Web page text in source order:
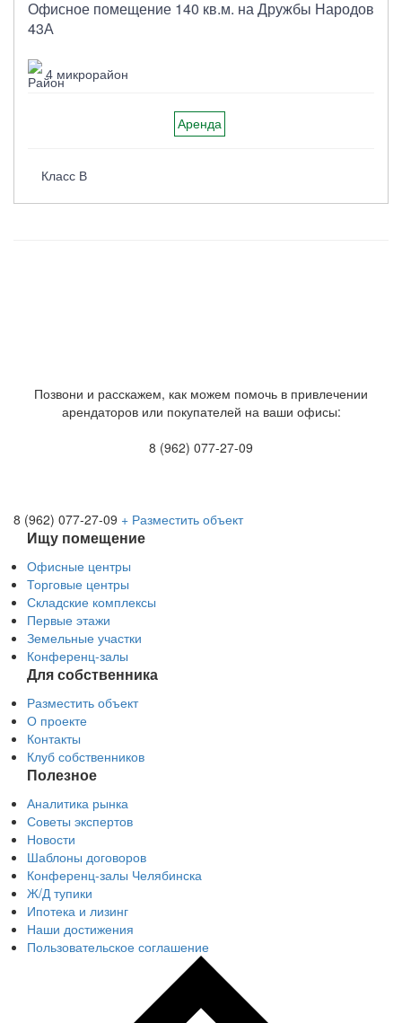
Офисное помещение 140 кв.м. на Дружбы Народов
43А
4 микрорайон
Аренда
Класс B
Позвони и расскажем, как можем помочь в привлечении
арендаторов или покупателей на ваши офисы:
8 (962) 077-27-09
8 (962) 077-27-09 + Разместить объект
Ищу помещение
Офисные центры
Торговые центры
Складские комплексы
Первые этажи
Земельные участки
Конференц-залы
Для собственника
Разместить объект
О проекте
Контакты
Клуб собственников
Полезное
Аналитика рынка
Советы экспертов
Новости
Шаблоны договоров
Конференц-залы Челябинска
Ж/Д тупики
Ипотека и лизинг
Наши достижения
Пользовательское соглашение